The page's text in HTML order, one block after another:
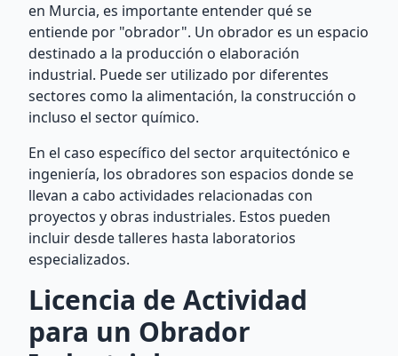
en Murcia, es importante entender qué se
entiende por "obrador". Un obrador es un espacio
destinado a la producción o elaboración
industrial. Puede ser utilizado por diferentes
sectores como la alimentación, la construcción o
incluso el sector químico.
En el caso específico del sector arquitectónico e
ingeniería, los obradores son espacios donde se
llevan a cabo actividades relacionadas con
proyectos y obras industriales. Estos pueden
incluir desde talleres hasta laboratorios
especializados.
Licencia de Actividad
para un Obrador